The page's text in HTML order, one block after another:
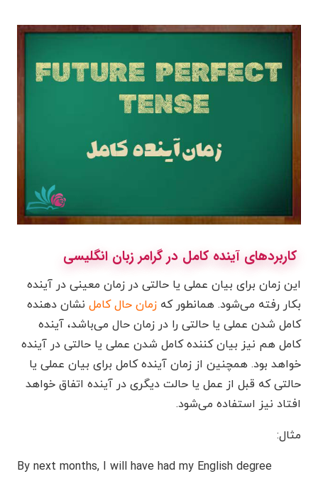
کاربردهای آینده کامل در گرامر زبان انگلیسی
این زمان برای بیان عملی یا حالتی در زمان معینی در آینده
بکار رفته می‌شود. همانطور که زمان حال کامل نشان دهنده
کامل شدن عملی یا حالتی را در زمان حال می‌باشد، آینده
کامل هم نیز بیان کننده کامل شدن عملی یا حالتی در آینده
خواهد بود. همچنین از زمان آینده کامل برای بیان عملی یا
حالتی که قبل از عمل یا حالت دیگری در آینده اتفاق خواهد
افتاد نیز استفاده می‌شود.
مثال:
By next months, I will have had my English degree